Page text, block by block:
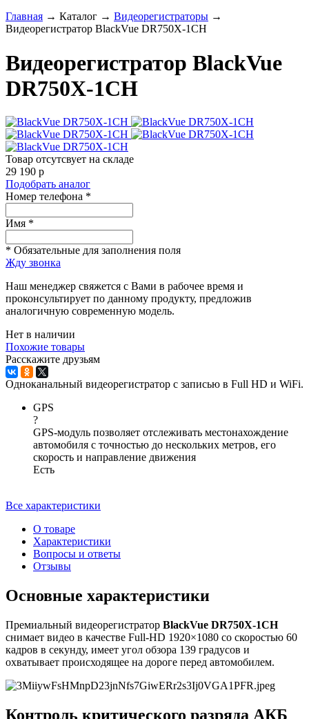
Главная → Каталог → Видеорегистраторы →
Видеорегистратор BlackVue DR750X-1CH
Видеорегистратор BlackVue
DR750X-1CH
Товар отсутсвует на складе
29 190 p
Подобрать аналог
Номер телефона *
Имя *
* Обязательные для заполнения поля
Жду звонка
Наш менеджер свяжется с Вами в рабочее время и
проконсультирует по данному продукту, предложив
аналогичную современную модель.
Нет в наличии
Похожие товары
Расскажите друзьям
Одноканальный видеорегистратор с записью в Full HD и WiFi.
GPS
?
GPS-модуль позволяет отслеживать местонахождение
автомобиля с точностью до нескольких метров, его
скорость и направление движения
Есть
Все характеристики
О товаре
Характеристики
Вопросы и ответы
Отзывы
Основные характеристики
Премиальный видеорегистратор BlackVue DR750X-1CH
снимает видео в качестве Full-HD 1920×1080 со скоростью 60
кадров в секунду, имеет угол обзора 139 градусов и
охватывает происходящее на дороге перед автомобилем.
Контроль критического разряда АКБ